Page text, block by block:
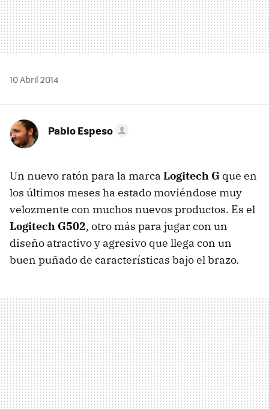
10 Abril 2014
Pablo Espeso
Un nuevo ratón para la marca Logitech G que en
los últimos meses ha estado moviéndose muy
velozmente con muchos nuevos productos. Es el
Logitech G502, otro más para jugar con un
diseño atractivo y agresivo que llega con un
buen puñado de características bajo el brazo.